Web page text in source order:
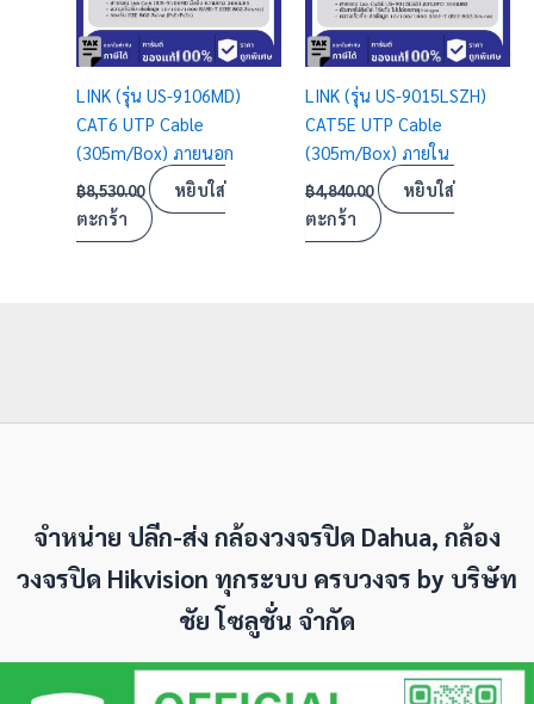
LINK (รุ่น US-9106MD)
CAT6 UTP Cable
(305m/Box) ภายนอก
฿8,530.00
หยิบใส่
ตะกร้า
LINK (รุ่น US-9015LSZH)
CAT5E UTP Cable
(305m/Box) ภายใน
฿4,840.00
หยิบใส่
ตะกร้า
จำหน่าย ปลีก-ส่ง กล้องวงจรปิด Dahua, กล้อง
วงจรปิด Hikvision ทุกระบบ ครบวงจร by บริษัท
ชัย โซลูชั่น จำกัด